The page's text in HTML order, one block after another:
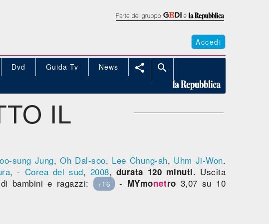
Accedi
Dvd Guida Tv News  
IL
sung Jung,Oh Dal-soo, Lee Chung-ah, Uhm Ji-Won.
, - Corea del sud, 2008, durata 120 minuti. Uscita
bambini e ragazzi: +16 - MYmonetro 3,07 su 10